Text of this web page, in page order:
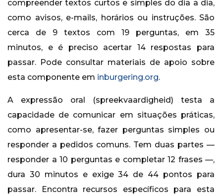
compreender textos curtos e simples do dia a dia,
como avisos, e-mails, horários ou instruções. São
cerca de 9 textos com 19 perguntas, em 35
minutos, e é preciso acertar 14 respostas para
passar. Pode consultar materiais de apoio sobre
esta componente em inburgering.org.
A expressão oral (spreekvaardigheid) testa a
capacidade de comunicar em situações práticas,
como apresentar-se, fazer perguntas simples ou
responder a pedidos comuns. Tem duas partes —
responder a 10 perguntas e completar 12 frases —,
dura 30 minutos e exige 34 de 44 pontos para
passar. Encontra recursos específicos para esta